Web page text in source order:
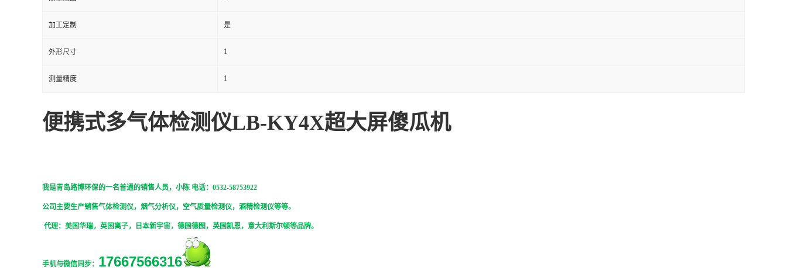
加工定制 是
外形尺寸 1
测量精度 1
便携式多气体检测仪LB-KY4X超大屏傻瓜机
我是青岛路博环保的一名普通的销售人员， 小陈 电话：0532-58753922
公司主要生产销售气体检测仪，烟气分析仪，空气质量检测仪，酒精检测仪等等。
代理：美国华瑞，英国离子，日本新宇宙，德国德图，英国凯恩，意大利斯尔顿等品牌。
手机与微信同步： 17667566316